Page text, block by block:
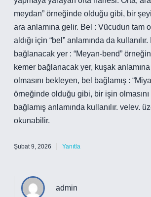
meydan” örneğinde olduğu gibi, bir
ara anlamına gelir. Bel : Vücudun tam
aldığı için “bel” anlamında da
bağlanacak yer : “Meyan-bend”
kemer bağlanacak yer, kuşak
olmasını bekleyen, bel bağlamış :
örneğinde olduğu gibi, bir işin
bağlamış anlamında kullanılır. velev.
okunabilir.
Şubat 9, 2026 Yanıtla
admin